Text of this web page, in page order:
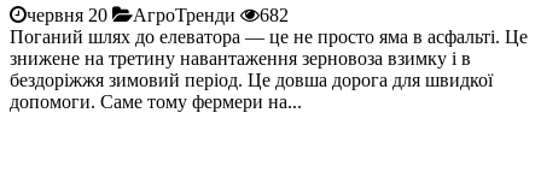
червня 20 АгроТренди
682
Поганий шлях до елеватора — це не просто яма в асфальті. Це
знижене на третину навантаження зерновоза взимку і в
бездоріжжя зимовий період. Це довша дорога для швидкої
допомоги. Саме тому фермери на...